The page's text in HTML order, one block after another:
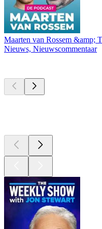
Maarten van Rossem &amp;
Nieuws, Nieuwscommentaar